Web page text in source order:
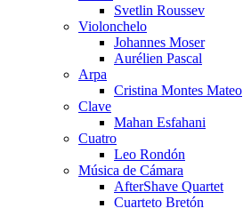
Svetlin Roussev
Violonchelo
Johannes Moser
Aurélien Pascal
Arpa
Cristina Montes Mateo
Clave
Mahan Esfahani
Cuatro
Leo Rondón
Música de Cámara
AfterShave Quartet
Cuarteto Bretón